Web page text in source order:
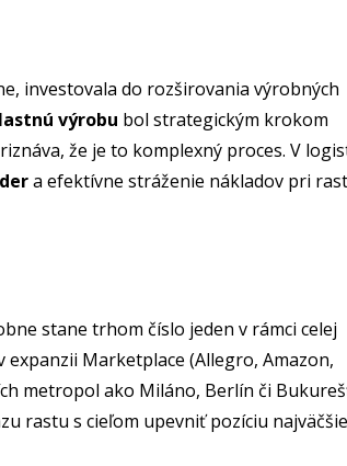
investovala do rozširovania výrobných
výrobu bol strategickým krokom
že je to komplexný proces. V
a efektívne stráženie nákladov pri
stane trhom číslo jeden v rámci celej
Marketplace (Allegro, Amazon,
metropol ako Miláno, Berlín či
rastu s cieľom upevniť pozíciu